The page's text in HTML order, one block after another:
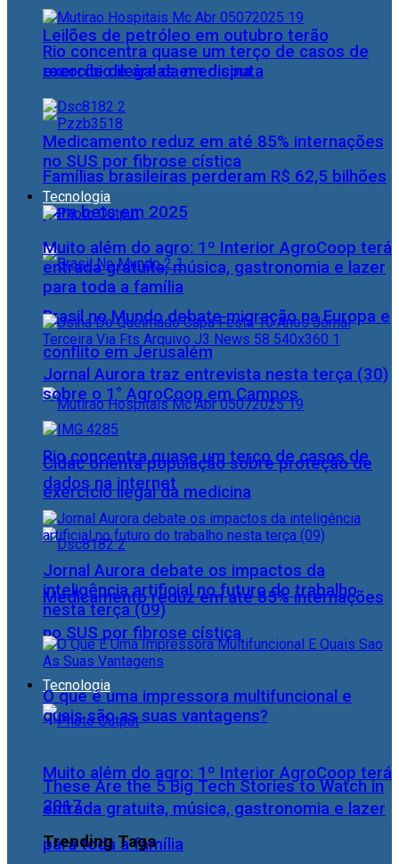
Leilões de petróleo em outubro terão
recorde de áreas em disputa
Famílias brasileiras perderam R$ 62,5 bilhões
para bets em 2025
Brasil no Mundo debate migração na Europa e
conflito em Jerusalém
Rio concentra quase um terço de casos de
exercício ilegal da medicina
Medicamento reduz em até 85% internações
no SUS por fibrose cística
Tecnologia
Muito além do agro: 1º Interior AgroCoop terá
entrada gratuita, música, gastronomia e lazer
para toda a família
Rio concentra quase um terço de casos de
exercício ilegal da medicina
Medicamento reduz em até 85% internações
no SUS por fibrose cística
Tecnologia
Muito além do agro: 1º Interior AgroCoop terá
entrada gratuita, música, gastronomia e lazer
para toda a família
Jornal Aurora traz entrevista nesta terça (30)
sobre o 1° AgroCoop em Campos
Cidac orienta população sobre proteção de
dados na internet
Jornal Aurora debate os impactos da
inteligência artificial no futuro do trabalho
nesta terça (09)
O que é uma impressora multifuncional e
quais são as suas vantagens?
These Are the 5 Big Tech Stories to Watch in
2017
Trending Tags